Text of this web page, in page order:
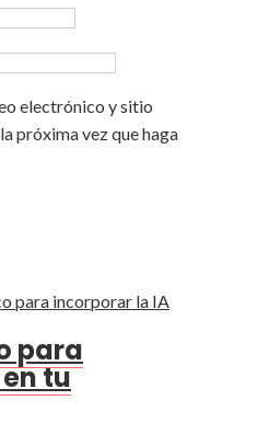
electrónico y sitio
próxima vez que haga
para
tu